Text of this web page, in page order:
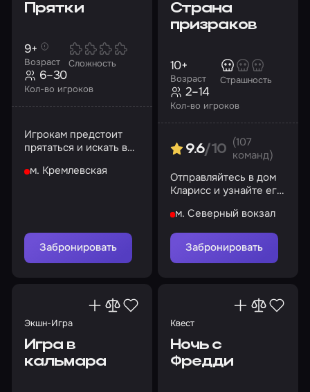
Прятки
Возраст
9+
Сложность
Кол-во игроков
6–30
Игрокам предстоит
прятаться и искать в
лабиринте
м. Кремлевская
Забронировать
Страна
призраков
Возраст
10+
Страшность
Кол-во игроков
2–14
9.6/10
(107
команд)
Отправляйтесь в дом
Кларисс и узнайте его
м. Северный вокзал
Забронировать
Экшн-Игра
Игра в
кальмара
Квест
Ночь с
Фредди